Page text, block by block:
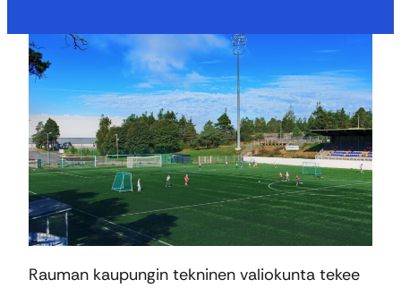
Rauman kaupungin tekninen valiokunta tekee